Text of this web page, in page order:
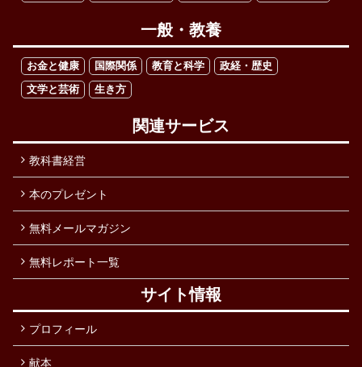
一般・教養
お金と健康 国際関係 教育と科学
政経・歴史
文学と芸術
生き方
関連サービス
教科書経営
本のプレゼント
無料メールマガジン
無料レポート一覧
サイト情報
プロフィール
献本